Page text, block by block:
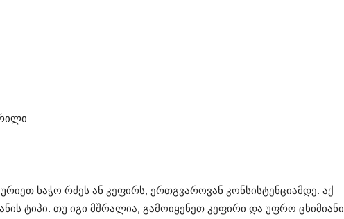
ხაჭო რძეს ან კეფირს, ერთგვაროვან კონსისტენციამდე. აქ
ტიპი. თუ იგი მშრალია, გამოიყენეთ კეფირი და უფრო ცხიმიანი